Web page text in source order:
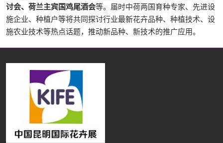
讨会、荷兰主宾国鸡尾酒会等。届时中荷两国育种专家、先进设
施企业、种植户等将共同探讨行业最新花卉品种、种植技术、设
施农业技术等热点话题，推动新品种、新技术的推广应用。